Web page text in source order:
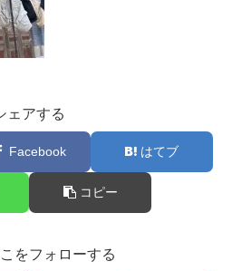
ェアする
Facebook はてブ
コピー
をフォローする